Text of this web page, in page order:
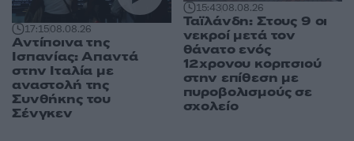
17:1508.08.26
Αντίποινα της
Ισπανίας: Απαντά
στην Ιταλία με
αναστολή της
Συνθήκης του
Σένγκεν
15:4308.08.26
Ταϊλάνδη: Στους 9 οι
νεκροί μετά τον
θάνατο ενός
12χρονου κοριτσιού
στην επίθεση με
πυροβολισμούς σε
σχολείο